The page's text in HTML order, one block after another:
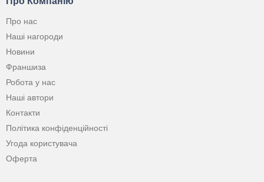
Про нас
Наші нагороди
Новини
Франшиза
Робота у нас
Наші автори
Контакти
Політика конфіденційності
Угода користувача
Оферта